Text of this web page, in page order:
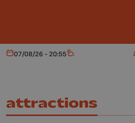
Aujourd'hui
07/08/26 - 20:55 Météo
attractions